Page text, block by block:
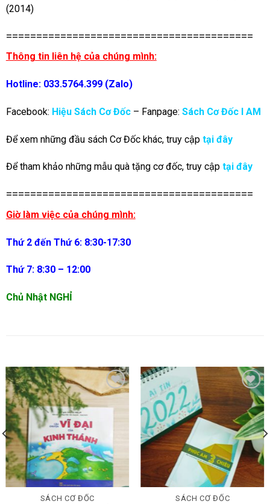
(2014)
=========================================
Thông tin liên hệ của chúng mình:
Hotline: 033.5764.399 (Zalo)
Facebook: Hiệu Sách Cơ Đốc– Fanpage: Sách Cơ Đốc I AM
Để xem những đầu sách Cơ Đốc khác, truy cập tại đây
Để tham khảo những mẫu quà tặng cơ đốc, truy cập tại đây
=========================================
Giờ làm việc của chúng mình:
Thứ 2 đến Thứ 6: 8:30-17:30
Thứ 7: 8:30 – 12:00
Chủ Nhật NGHỈ
Thêm wishlist
SÁCH CƠ ĐỐC
Thêm wishlist
SÁCH CƠ ĐỐC